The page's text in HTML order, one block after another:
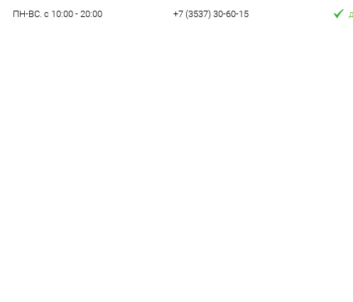
ПН-ВС. с 10:00 - 20:00 +7 (3537) 30-60-15